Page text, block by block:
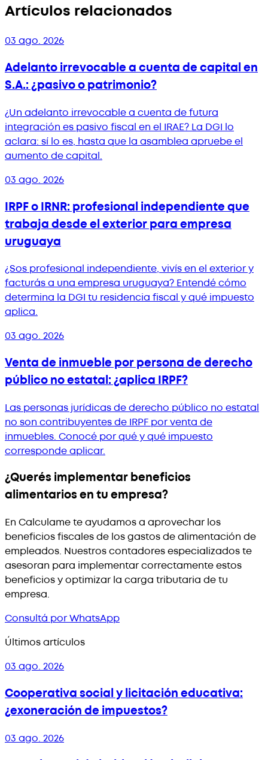
Artículos relacionados
03 ago. 2026
Adelanto irrevocable a cuenta de capital en
S.A.: ¿pasivo o patrimonio?
¿Un adelanto irrevocable a cuenta de futura
integración es pasivo fiscal en el IRAE? La DGI lo
aclara: sí lo es, hasta que la asamblea apruebe el
aumento de capital.
03 ago. 2026
IRPF o IRNR: profesional independiente que
trabaja desde el exterior para empresa
uruguaya
¿Sos profesional independiente, vivís en el exterior y
facturás a una empresa uruguaya? Entendé cómo
determina la DGI tu residencia fiscal y qué impuesto
aplica.
03 ago. 2026
Venta de inmueble por persona de derecho
público no estatal: ¿aplica IRPF?
Las personas jurídicas de derecho público no estatal
no son contribuyentes de IRPF por venta de
inmuebles. Conocé por qué y qué impuesto
corresponde aplicar.
¿Querés implementar beneficios
alimentarios en tu empresa?
En Calculame te ayudamos a aprovechar los
beneficios fiscales de los gastos de alimentación de
empleados. Nuestros contadores especializados te
asesoran para implementar correctamente estos
beneficios y optimizar la carga tributaria de tu
empresa.
Consultá por WhatsApp
Últimos artículos
03 ago. 2026
Cooperativa social y licitación educativa:
¿exoneración de impuestos?
03 ago. 2026